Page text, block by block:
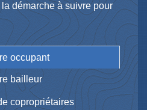
démarche à suivre pour
occupant
bailleur
copropriétaires